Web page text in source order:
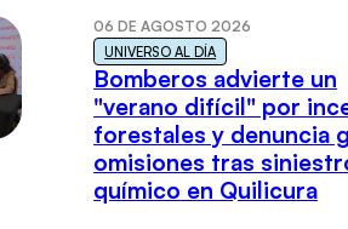
06 DE AGOSTO 2026
UNIVERSO AL DÍA
Bomberos advierte un
"verano difícil" por
forestales y denuncia
omisiones tras
químico en Quilicura